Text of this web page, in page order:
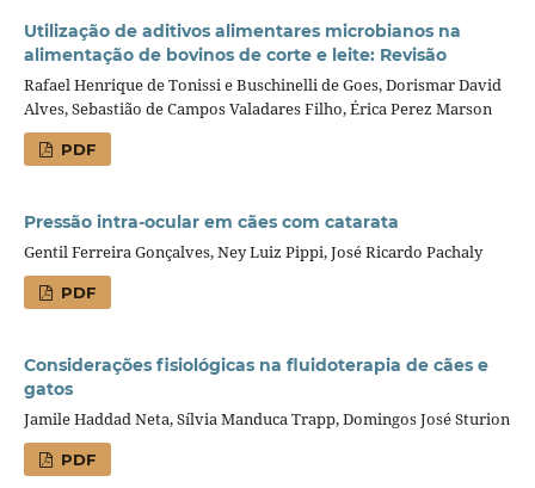
Utilização de aditivos alimentares microbianos na
alimentação de bovinos de corte e leite: Revisão
Rafael Henrique de Tonissi e Buschinelli de Goes, Dorismar David
Alves, Sebastião de Campos Valadares Filho, Érica Perez Marson
PDF
Pressão intra-ocular em cães com catarata
Gentil Ferreira Gonçalves, Ney Luiz Pippi, José Ricardo Pachaly
PDF
Considerações fisiológicas na fluidoterapia de cães e
gatos
Jamile Haddad Neta, Sílvia Manduca Trapp, Domingos José Sturion
PDF